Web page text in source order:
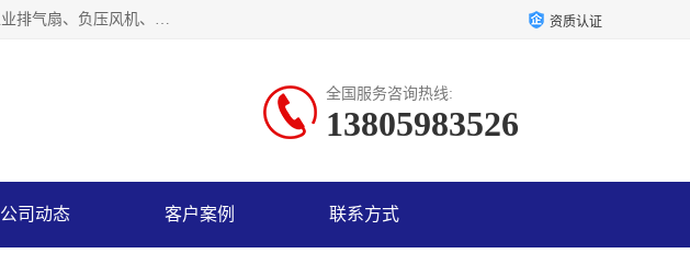
泉州力顺电器有限公司主营：泉州降温水帘、泉州负压风机、泉州冷风机空调、工业排气扇、冷风机、工业排气扇、负压风机、负压风机、水冷空调、降温水帘等产品。为用户解决了通风、降温、除味、除尘等难题，其环保、节能的理念与用户的实践检验结果相吻合，赢得了广大客户的信誉和青睐。 资质认证
全国服务咨询热线:
13805983526
公司动态 客户案例 联系方式